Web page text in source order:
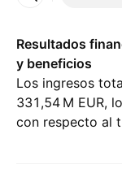
Resultados
y beneficios
Los ingresos
‪331,54 M‬ EUR,
con respecto al